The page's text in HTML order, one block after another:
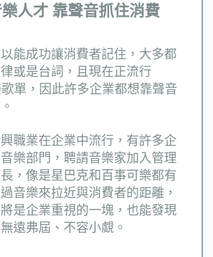
人才 靠聲音抓住消費
能成功讓消費者記住，大多都
或是台詞，且現在正流行
歌單，因此許多企業都想靠聲音
職業在企業中流行，有許多企
樂部門，聘請音樂家加入管理
，像是星巴克和百事可樂都有
音樂來拉近與消費者的距離，
是企業重視的一塊，也能發現
遠弗屆、不容小覷。